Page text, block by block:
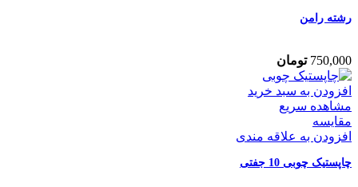
رشته رامن
750,000 تومان
افزودن به سبد خرید
مشاهده سریع
مقایسه
افزودن به علاقه مندی
چاپستیک چوبی 10 جفتی